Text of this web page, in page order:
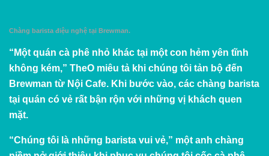
Chàng barista điệu nghệ tại Brewman.
“Một quán cà phê nhỏ khác tại một con hẻm yên tĩnh
không kém,” TheO miêu tả khi chúng tôi tản bộ đến
Brewman từ Nội Cafe. Khi bước vào, các chàng barista
tại quán có vẻ rất bận rộn với những vị khách quen
mặt.
“Chúng tôi là những barista vui vẻ,” một anh chàng